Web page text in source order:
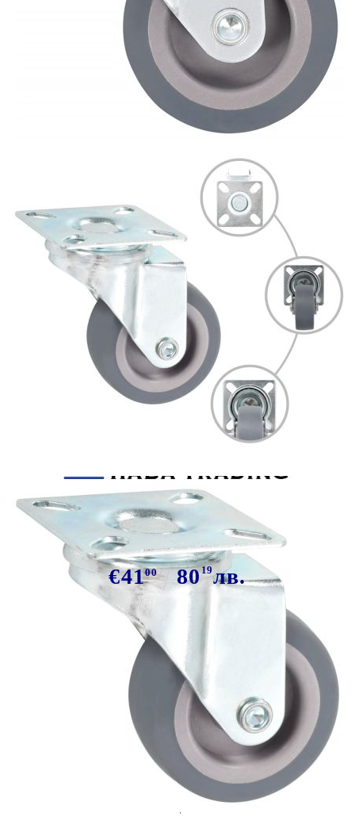
Tweet
16 бр Въртящи се колела, 50 мм
€4100 8019лв.
В наличност: 1 бр.
Време за доставка: 5 до 9 дни
Безплатна доставка до адрес при плащане по банков път
Сив
TPR (термопластична гума) и